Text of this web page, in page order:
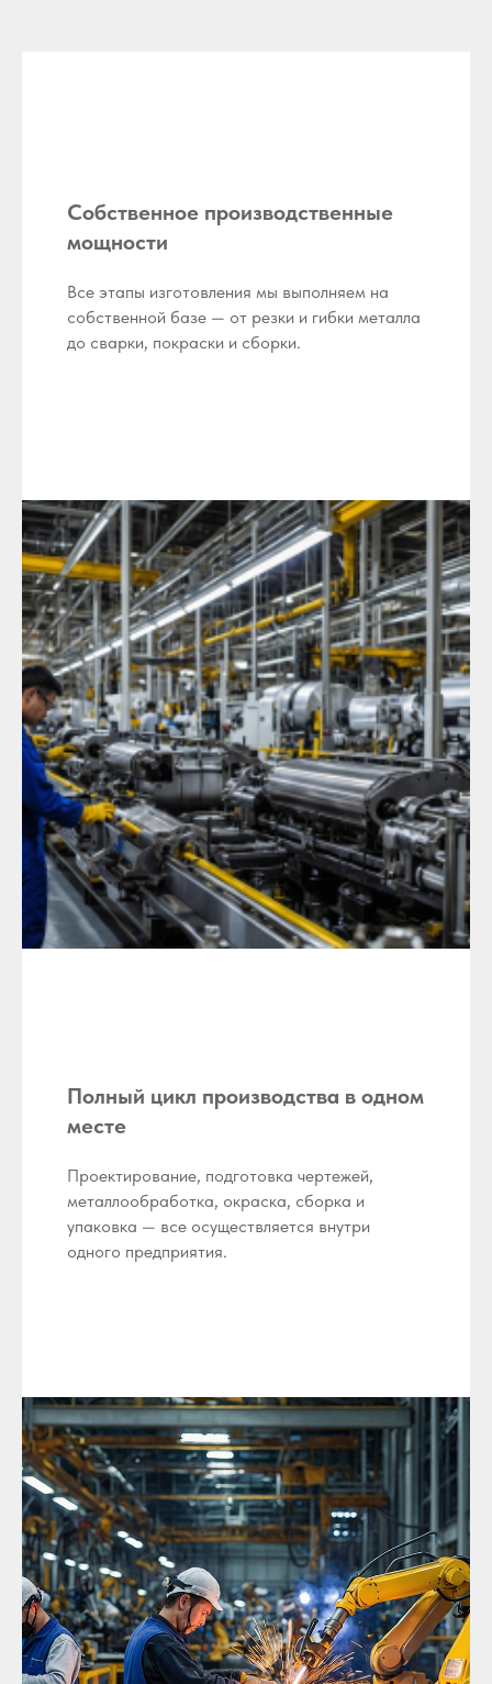
Собственное производственные
мощности
Все этапы изготовления мы выполняем на
собственной базе — от резки и гибки металла
до сварки, покраски и сборки.
Полный цикл производства в одном
месте
Проектирование, подготовка чертежей,
металлообработка, окраска, сборка и
упаковка — все осуществляется внутри
одного предприятия.